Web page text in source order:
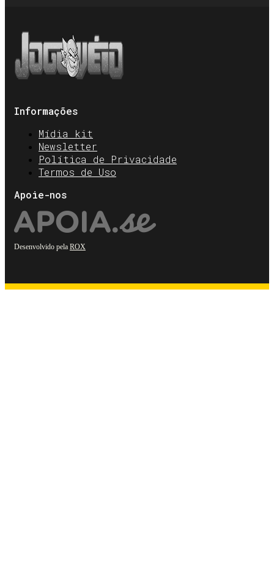
Informações
Mídia kit
Newsletter
Política de Privacidade
Termos de Uso
Apoie-nos
Desenvolvido pela ROX